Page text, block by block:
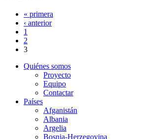
« primera
‹ anterior
1
2
3
Quiénes somos
Proyecto
Equipo
Contactar
Países
Afganistán
Albania
Argelia
Bosnia-Herzegovina